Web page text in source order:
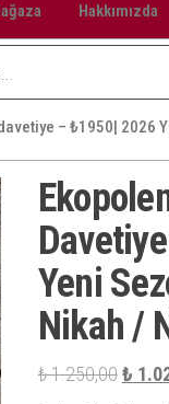
Hakkımızda
– ₺1950| 2026
Yeni
Nikah /
₺1.250,00 Orijinal
₺